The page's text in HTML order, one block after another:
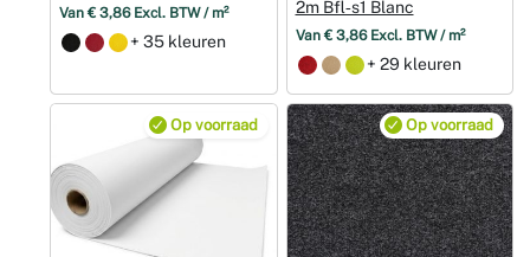
Van € 3,86 Excl. BTW / m²
+ 35 kleuren
2m Bfl‑s1 Blanc
Van € 3,86 Excl. BTW / m²
+ 29 kleuren
Op voorraad Op voorraad